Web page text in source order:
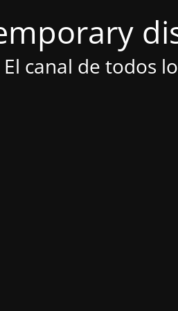
El canal de todos